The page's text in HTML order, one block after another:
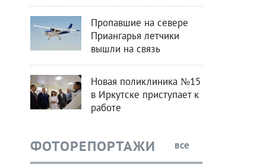
Пропавшие на севере
Приангарья летчики
вышли на связь
Новая поликлиника №15
в Иркутске приступает к
работе
ФОТОРЕПОРТАЖИ все